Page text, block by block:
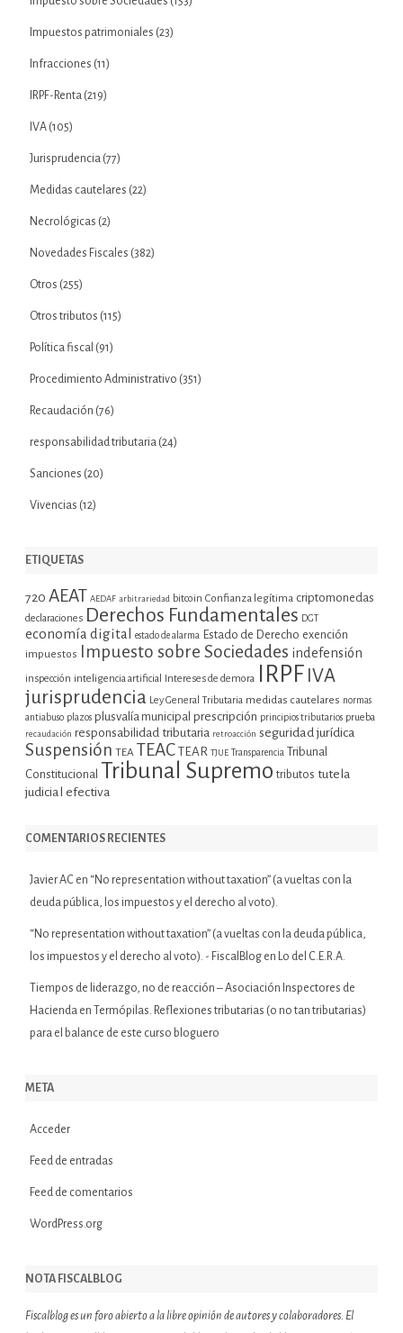
Impuestos patrimoniales (23)
Infracciones (11)
IRPF-Renta (219)
IVA (105)
Jurisprudencia (77)
Medidas cautelares (22)
Necrológicas (2)
Novedades Fiscales (382)
Otros (255)
Otros tributos (115)
Política fiscal (91)
Procedimiento Administrativo (351)
Recaudación (76)
responsabilidad tributaria (24)
Sanciones (20)
Vivencias (12)
ETIQUETAS
720 AEAT AEDAF arbitrariedad bitcoin Confianza legítima criptomonedas
declaraciones Derechos Fundamentales DGT
economía digital estado de alarma Estado de Derecho exención
impuestos Impuesto sobre Sociedades indefensión
inspección inteligencia artificial Intereses de demora IRPF IVA
jurisprudencia Ley General Tributaria medidas cautelares normas
antiabuso plazos plusvalía municipal prescripción principios tributarios prueba
recaudación responsabilidad tributaria retroacción seguridad jurídica
Suspensión TEA TEAC TEAR TJUE Transparencia Tribunal
Constitucional Tribunal Supremo tributos tutela
judicial efectiva
COMENTARIOS RECIENTES
Javier AC en “No representation without taxation” (a vueltas con la
deuda pública, los impuestos y el derecho al voto).
“No representation without taxation” (a vueltas con la deuda pública,
los impuestos y el derecho al voto). - FiscalBlog en Lo del C.E.R.A.
Tiempos de liderazgo, no de reacción – Asociación Inspectores de
Hacienda en
Termópilas. Reflexiones tributarias (o no tan tributarias)
para el balance de este curso bloguero
META
Acceder
Feed de entradas
Feed de comentarios
WordPress.org
NOTA FISCALBLOG
Fiscalblog es un foro abierto a la libre opinión de autores y colaboradores. El